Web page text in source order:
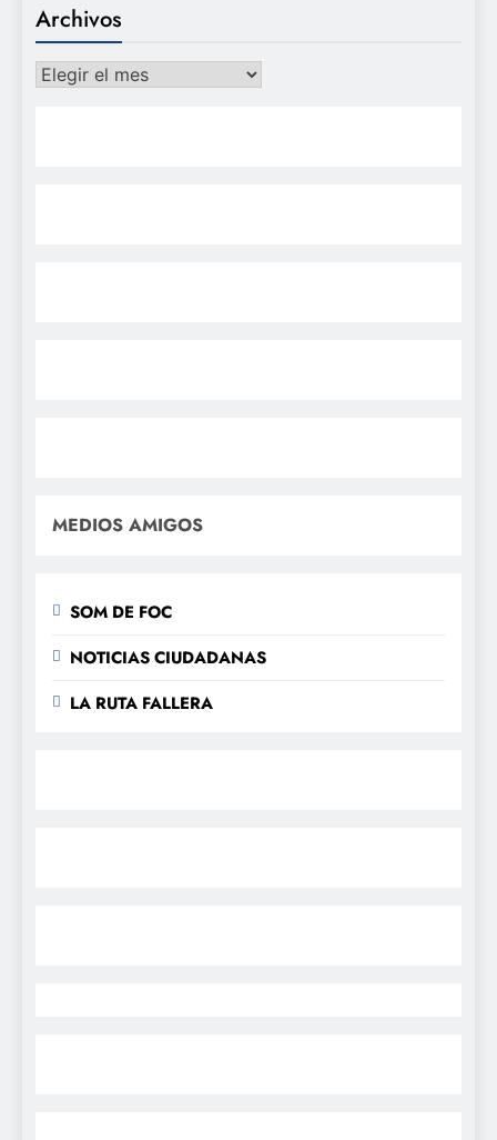
Archivos
Archivos
MEDIOS AMIGOS
SOM DE FOC
NOTICIAS CIUDADANAS
LA RUTA FALLERA